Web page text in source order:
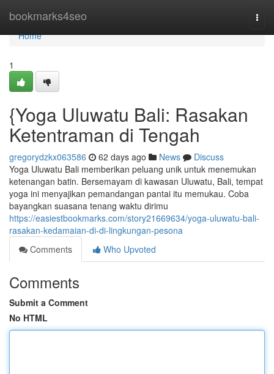
bookmarks4seo
Home
Home
1
{Yoga Uluwatu Bali: Rasakan
Ketentraman di Tengah
gregorydzkx063586 62 days ago News
Discuss
Yoga Uluwatu Bali memberikan peluang unik untuk menemukan
ketenangan batin. Bersemayam di kawasan Uluwatu, Bali, tempat
yoga ini menyajikan pemandangan pantai itu memukau. Coba
bayangkan suasana tenang waktu dirimu
https://easiestbookmarks.com/story21669634/yoga-uluwatu-bali-
rasakan-kedamaian-di-di-lingkungan-pesona
Comments
Who Upvoted
Comments
Submit a Comment
No HTML